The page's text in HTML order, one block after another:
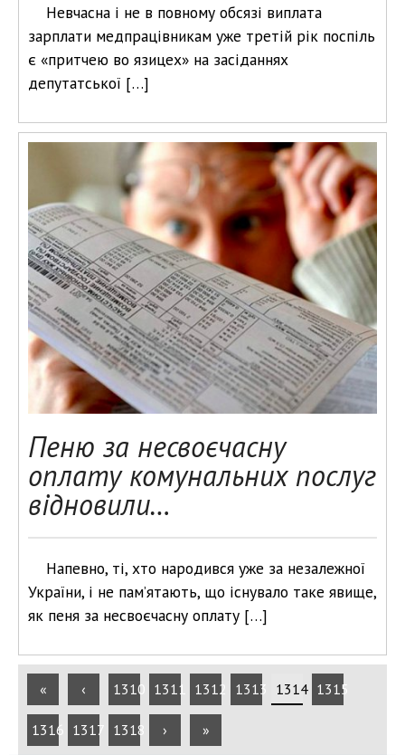
Невчасна і не в повному обсязі виплата
зарплати медпрацівникам уже третій рік поспіль
є «притчею во язицех» на засіданнях
депутатської […]
Пеню за несвоєчасну
оплату комунальних послуг
відновили…
Напевно, ті, хто народився уже за незалежної
України, і не пам’ятають, що існувало таке явище,
як пеня за несвоєчасну оплату […]
« ‹ 1310 1311 1312 1313 1314 1315
1316 1317 1318 › »